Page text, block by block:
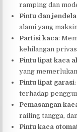
ramping dan
Pintu dan
alami yang
Partisi kaca:
kehilangan
Pintu lipat kaca
yang
Pintu lipat garasi
terhadap
Pemasangan
railing tangga,
Pintu kaca